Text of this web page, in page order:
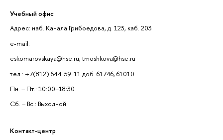
Учебный офис
Адрес: наб. Канала Грибоедова, д. 123, каб. 203
e-mail:
eskomarovskaya@hse.ru; tmoshkova@hse.ru
тел.: +7(812) 644-59-11 доб. 61746, 61010
Пн. – Пт.: 10:00–18:30
Сб. – Вс.: Выходной
Контакт-центр